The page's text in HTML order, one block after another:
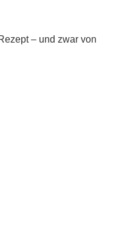
– und zwar von